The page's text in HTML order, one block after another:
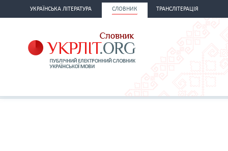
УКРАЇНСЬКА ЛІТЕРАТУРА СЛОВНИК ТРАНСЛІТЕРАЦІЯ